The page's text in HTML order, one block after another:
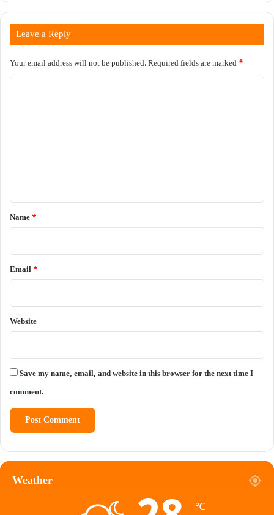
Leave a Reply
Your email address will not be published.Required fields are marked *
*
Name *
Email *
Website
Save my name, email, and website in this browser for the next time I
comment.
Weather
℃